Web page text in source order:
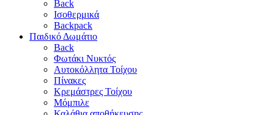
Back
Ισοθερμικά
Backpack
Παιδικό Δωμάτιο
Back
Φωτάκι Νυκτός
Αυτοκόλλητα Τοίχου
Πίνακες
Κρεμάστρες Τοίχου
Μόμπιλε